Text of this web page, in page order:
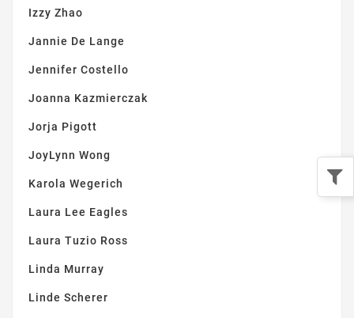
Izzy Zhao
Jannie De Lange
Jennifer Costello
Joanna Kazmierczak
Jorja Pigott
JoyLynn Wong
Karola Wegerich
Laura Lee Eagles
Laura Tuzio Ross
Linda Murray
Linde Scherer